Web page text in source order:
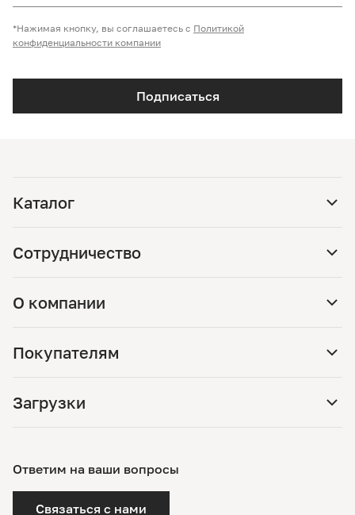
Подписаться
*Нажимая кнопку, вы соглашаетесь с Политикой
конфиденциальности компании
Каталог
Сотрудничество
О компании
Покупателям
Загрузки
Ответим на ваши вопросы
Связаться с нами